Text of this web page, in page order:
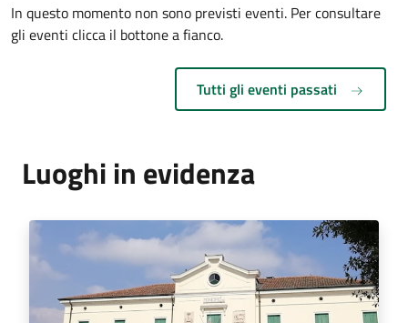
In questo momento non sono previsti eventi. Per consultare
gli eventi clicca il bottone a fianco.
Tutti gli eventi passati
Luoghi in evidenza